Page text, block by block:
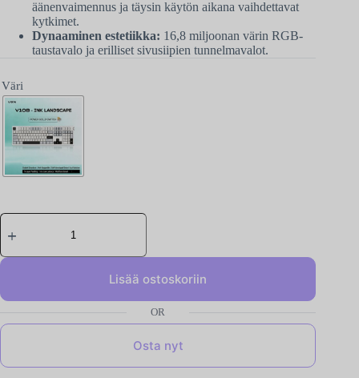
äänenvaimennus ja täysin käytön aikana vaihdettavat
kytkimet.
Dynaaminen estetiikka: 16,8 miljoonan värin RGB-
taustavalo ja erilliset sivusiipien tunnelmavalot.
Väri
Lisää ostoskoriin
Osta nyt